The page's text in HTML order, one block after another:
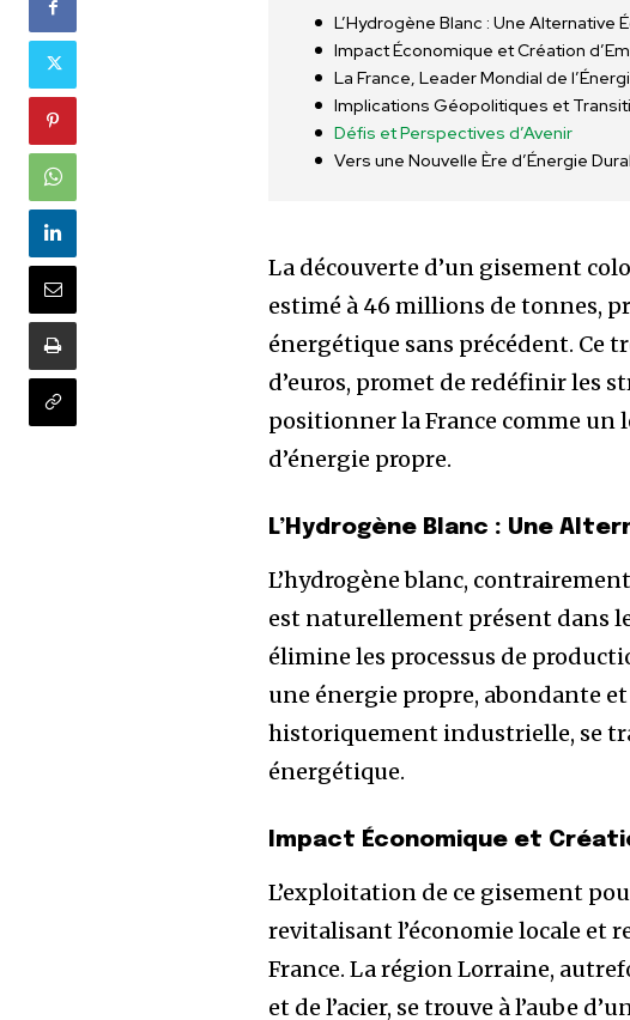
L’Hydrogène Blanc : Une Alternative
Impact Économique et Création
La France, Leader Mondial de
Implications Géopolitiques et
Défis et Perspectives d’Avenir
Vers une Nouvelle Ère d’Énergie
La découverte d’un gisement
estimé à 46 millions de tonnes,
énergétique sans précédent. Ce
d’euros, promet de redéfinir les
positionner la France comme
d’énergie propre.
L’Hydrogène Blanc : Une
L’hydrogène blanc,
est naturellement présent dans
élimine les processus de
une énergie propre, abondante
historiquement industrielle, se
énergétique.
Impact Économique et
L’exploitation de ce gisement
revitalisant l’économie locale et
France. La région Lorraine,
et de l’acier, se trouve à l’aube